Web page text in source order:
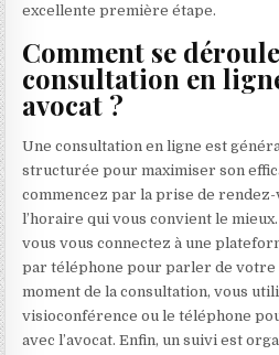
excellente première étape.
Comment se
consultation en
avocat ?
Une consultation en ligne est
structurée pour maximiser son
commencez par la prise de
l’horaire qui vous convient le
vous vous connectez à une
par téléphone pour parler de votre
moment de la consultation, vous
visioconférence ou le téléphone
avec l’avocat. Enfin, un suivi est